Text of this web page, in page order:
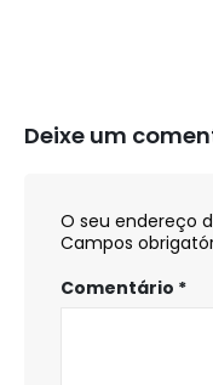
Deixe um
O seu endereço
Campos
Comentário *